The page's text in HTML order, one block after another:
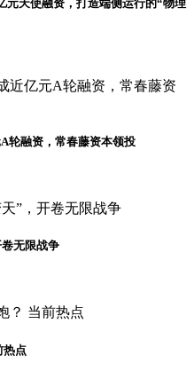
元天使融资，打造端侧运行的“物理
轮融资，常春藤资本领投
无限战争
热点